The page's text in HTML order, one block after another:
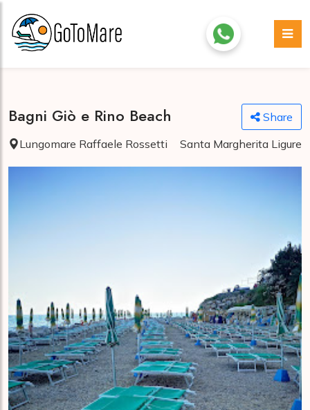
Bagni Giò e Rino Beach
Share
Lungomare Raffaele Rossetti
Santa Margherita Ligure